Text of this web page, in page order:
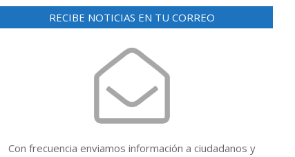
RECIBE NOTICIAS EN TU CORREO
Con frecuencia enviamos información a ciudadanos y